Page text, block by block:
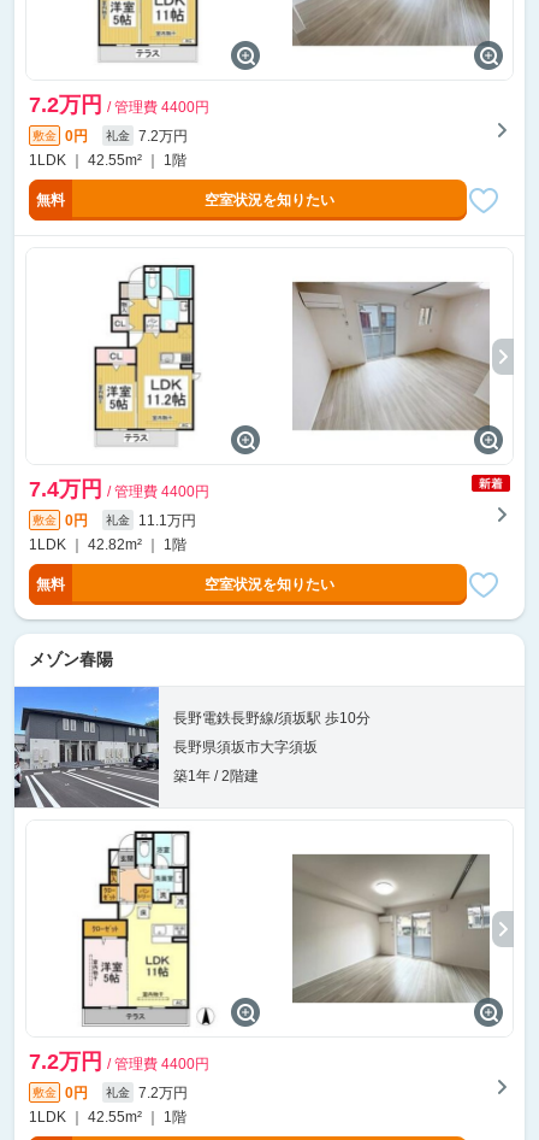
7.2万円 / 管理費 4400円
敷金 0円 礼金
7.2万円
1LDK ｜ 42.55m² ｜ 1階
無料 空室状況を知りたい
7.4万円 / 管理費 4400円
敷金 0円 礼金
11.1万円
1LDK ｜ 42.82m² ｜ 1階
無料 空室状況を知りたい
メゾン春陽
長野電鉄長野線/須坂駅 歩10分
長野県須坂市大字須坂
築1年 / 2階建
7.2万円 / 管理費 4400円
敷金 0円 礼金
7.2万円
1LDK ｜ 42.55m² ｜ 1階